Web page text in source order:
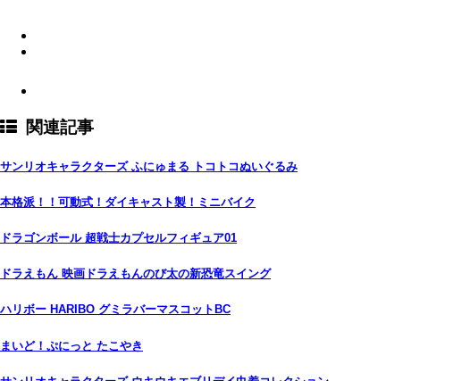
関連記事
サンリオキャラクターズ ふにゅまる トコトコぬいぐるみ
本格派！！可動式！ダイキャスト製！ミニバイク
ドラゴンボール 超戦士カプセルフィギュア01
ドラえもん 映画ドラえもんのび太の新恐竜スイング
ハリボー HARIBO グミラバーマスコットBC
まいど！ぷにっと たこやき